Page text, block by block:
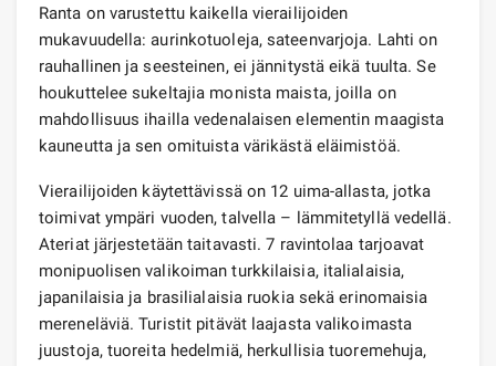
Ranta on varustettu kaikella vierailijoiden
mukavuudella: aurinkotuoleja, sateenvarjoja. Lahti on
rauhallinen ja seesteinen, ei jännitystä eikä tuulta. Se
houkuttelee sukeltajia monista maista, joilla on
mahdollisuus ihailla vedenalaisen elementin maagista
kauneutta ja sen omituista värikästä eläimistöä.
Vierailijoiden käytettävissä on 12 uima-allasta, jotka
toimivat ympäri vuoden, talvella – lämmitetyllä vedellä.
Ateriat järjestetään taitavasti. 7 ravintolaa tarjoavat
monipuolisen valikoiman turkkilaisia, italialaisia,
japanilaisia ​​ja brasilialaisia ​​ruokia sekä erinomaisia ​​
mereneläviä. Turistit pitävät laajasta valikoimasta
juustoja, tuoreita hedelmiä, herkullisia tuoremehuja,